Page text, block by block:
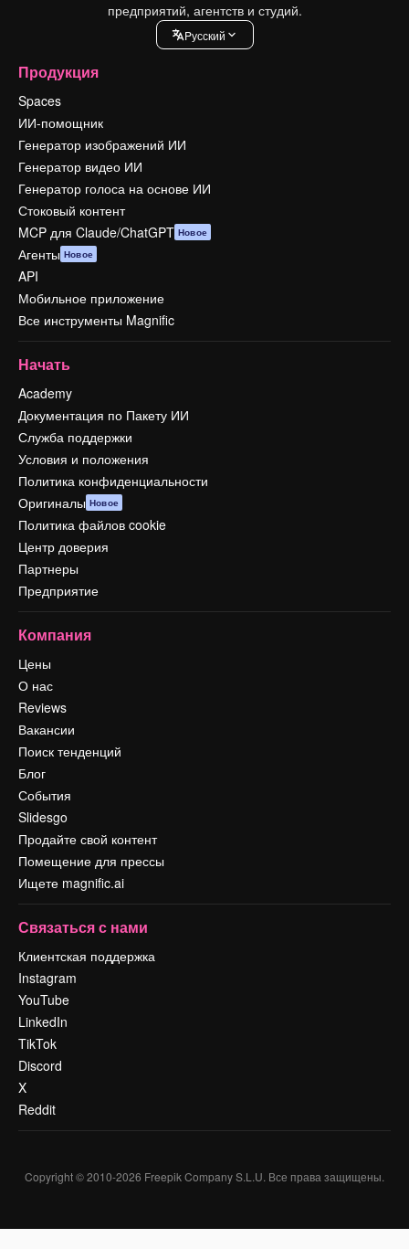
предприятий, агентств и студий.
Pусский
Продукция
Spaces
ИИ-помощник
Генератор изображений ИИ
Генератор видео ИИ
Генератор голоса на основе ИИ
Стоковый контент
MCP для Claude/ChatGPT Новое
Агенты Новое
API
Мобильное приложение
Все инструменты Magnific
Начать
Academy
Документация по Пакету ИИ
Служба поддержки
Условия и положения
Политика конфиденциальности
Оригиналы Новое
Политика файлов cookie
Центр доверия
Партнеры
Предприятие
Компания
Цены
О нас
Reviews
Вакансии
Поиск тенденций
Блог
События
Slidesgo
Продайте свой контент
Помещение для прессы
Ищете magnific.ai
Связаться с нами
Клиентская поддержка
Instagram
YouTube
LinkedIn
TikTok
Discord
X
Reddit
Copyright © 2010-2026 Freepik Company S.L.U. Все права защищены.